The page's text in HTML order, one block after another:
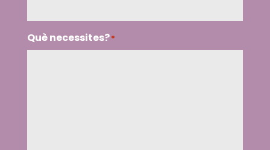
Què necessites?*